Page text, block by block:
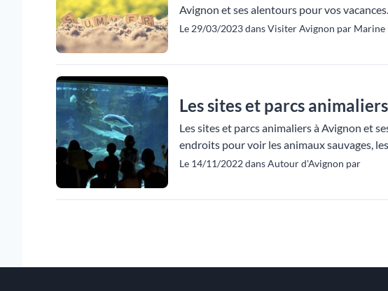
Avignon et ses alentours pour vos
Le 29/03/2023 dans Visiter Avignon par Marine
Les sites et parcs
Les sites et parcs animaliers à Avignon et
endroits pour voir les animaux sauvages,
Le 14/11/2022 dans Autour d'Avignon par